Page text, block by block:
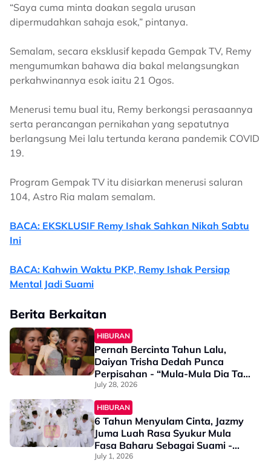
“Saya cuma minta doakan segala urusan
dipermudahkan sahaja esok,” pintanya.
Semalam, secara eksklusif kepada Gempak TV, Remy
mengumumkan bahawa dia bakal melangsungkan
perkahwinannya esok iaitu 21 Ogos.
Menerusi temu bual itu, Remy berkongsi perasaannya
serta perancangan pernikahan yang sepatutnya
berlangsung Mei lalu tertunda kerana pandemik COVID
19.
Program Gempak TV itu disiarkan menerusi saluran
104, Astro Ria malam semalam.
BACA: EKSKLUSIF Remy Ishak Sahkan Nikah Sabtu
Ini
BACA: Kahwin Waktu PKP, Remy Ishak Persiap
Mental Jadi Suami
Berita Berkaitan
HIBURAN
Pernah Bercinta Tahun Lalu,
Daiyan Trisha Dedah Punca
Perpisahan - “Mula-Mula Dia Tak
Anggap Isu…”
July 28, 2026
HIBURAN
6 Tahun Menyulam Cinta, Jazmy
Juma Luah Rasa Syukur Mula
Fasa Baharu Sebagai Suami -
“Terima Kasih Kerana…”
July 1, 2026